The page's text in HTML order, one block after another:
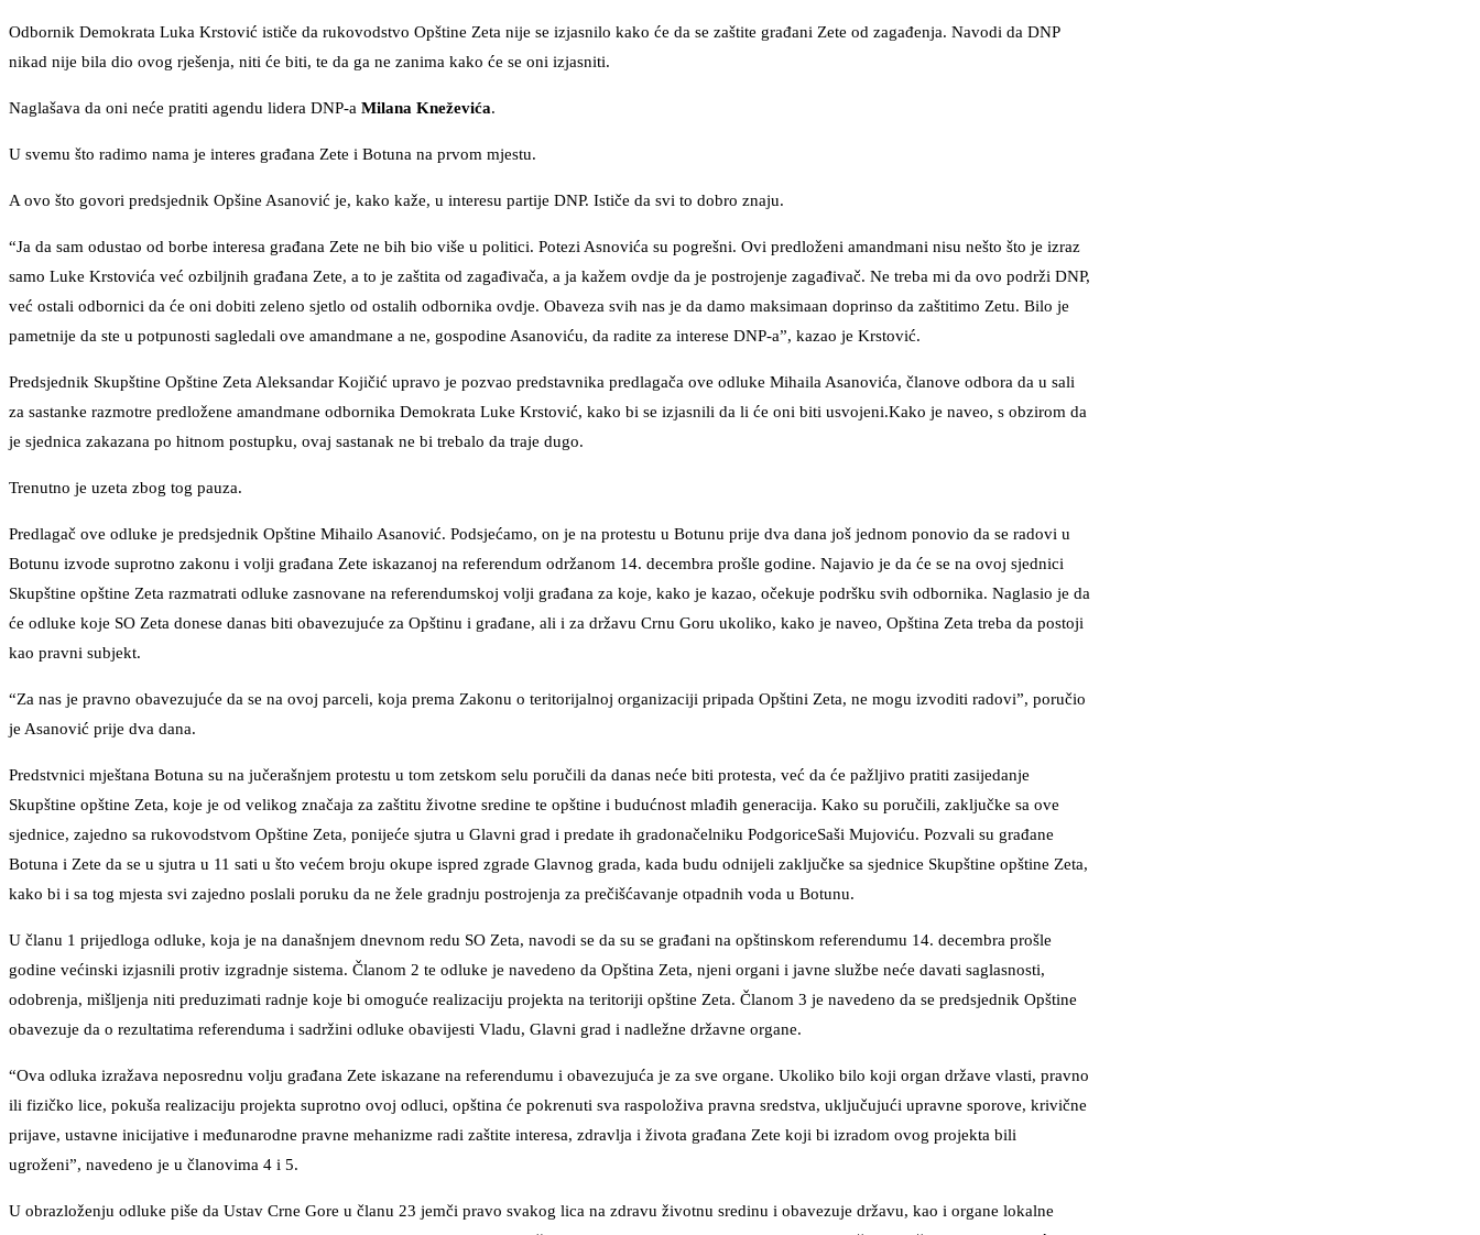
Odbornik Demokrata Luka Krstović ističe da rukovodstvo Opštine Zeta nije se izjasnilo kako će da se zaštite građani Zete od zagađenja. Navodi da DNP
nikad nije bila dio ovog rješenja, niti će biti, te da ga ne zanima kako će se oni izjasniti.
Naglašava da oni neće pratiti agendu lidera DNP-a Milana Kneževića.
U svemu što radimo nama je interes građana Zete i Botuna na prvom mjestu.
A ovo što govori predsjednik Opšine Asanović je, kako kaže, u interesu partije DNP. Ističe da svi to dobro znaju.
“Ja da sam odustao od borbe interesa građana Zete ne bih bio više u politici. Potezi Asnovića su pogrešni. Ovi predloženi amandmani nisu nešto što je izraz
samo Luke Krstovića već ozbiljnih građana Zete, a to je zaštita od zagađivača, a ja kažem ovdje da je postrojenje zagađivač. Ne treba mi da ovo podrži DNP,
već ostali odbornici da će oni dobiti zeleno sjetlo od ostalih odbornika ovdje. Obaveza svih nas je da damo maksimaan doprinso da zaštitimo Zetu. Bilo je
pametnije da ste u potpunosti sagledali ove amandmane a ne, gospodine Asanoviću, da radite za interese DNP-a”, kazao je Krstović.
Predsjednik Skupštine Opštine Zeta Aleksandar Kojičić upravo je pozvao predstavnika predlagača ove odluke Mihaila Asanovića, članove odbora da u sali
za sastanke razmotre predložene amandmane odbornika Demokrata Luke Krstović, kako bi se izjasnili da li će oni biti usvojeni.Kako je naveo, s obzirom da
je sjednica zakazana po hitnom postupku, ovaj sastanak ne bi trebalo da traje dugo.
Trenutno je uzeta zbog tog pauza.
Predlagač ove odluke je predsjednik Opštine Mihailo Asanović. Podsjećamo, on je na protestu u Botunu prije dva dana još jednom ponovio da se radovi u
Botunu izvode suprotno zakonu i volji građana Zete iskazanoj na referendum održanom 14. decembra prošle godine. Najavio je da će se na ovoj sjednici
Skupštine opštine Zeta razmatrati odluke zasnovane na referendumskoj volji građana za koje, kako je kazao, očekuje podršku svih odbornika. Naglasio je da
će odluke koje SO Zeta donese danas biti obavezujuće za Opštinu i građane, ali i za državu Crnu Goru ukoliko, kako je naveo, Opština Zeta treba da postoji
kao pravni subjekt.
“Za nas je pravno obavezujuće da se na ovoj parceli, koja prema Zakonu o teritorijalnoj organizaciji pripada Opštini Zeta, ne mogu izvoditi radovi”, poručio
je Asanović prije dva dana.
Predstvnici mještana Botuna su na jučerašnjem protestu u tom zetskom selu poručili da danas neće biti protesta, već da će pažljivo pratiti zasijedanje
Skupštine opštine Zeta, koje je od velikog značaja za zaštitu životne sredine te opštine i budućnost mlađih generacija. Kako su poručili, zaključke sa ove
sjednice, zajedno sa rukovodstvom Opštine Zeta, ponijeće sjutra u Glavni grad i predate ih gradonačelniku PodgoriceSaši Mujoviću. Pozvali su građane
Botuna i Zete da se u sjutra u 11 sati u što većem broju okupe ispred zgrade Glavnog grada, kada budu odnijeli zaključke sa sjednice Skupštine opštine Zeta,
kako bi i sa tog mjesta svi zajedno poslali poruku da ne žele gradnju postrojenja za prečišćavanje otpadnih voda u Botunu.
U članu 1 prijedloga odluke, koja je na današnjem dnevnom redu SO Zeta, navodi se da su se građani na opštinskom referendumu 14. decembra prošle
godine većinski izjasnili protiv izgradnje sistema. Članom 2 te odluke je navedeno da Opština Zeta, njeni organi i javne službe neće davati saglasnosti,
odobrenja, mišljenja niti preduzimati radnje koje bi omoguće realizaciju projekta na teritoriji opštine Zeta. Članom 3 je navedeno da se predsjednik Opštine
obavezuje da o rezultatima referenduma i sadržini odluke obavijesti Vladu, Glavni grad i nadležne državne organe.
“Ova odluka izražava neposrednu volju građana Zete iskazane na referendumu i obavezujuća je za sve organe. Ukoliko bilo koji organ države vlasti, pravno
ili fizičko lice, pokuša realizaciju projekta suprotno ovoj odluci, opština će pokrenuti sva raspoloživa pravna sredstva, uključujući upravne sporove, krivične
prijave, ustavne inicijative i međunarodne pravne mehanizme radi zaštite interesa, zdravlja i života građana Zete koji bi izradom ovog projekta bili
ugroženi”, navedeno je u članovima 4 i 5.
U obrazloženju odluke piše da Ustav Crne Gore u članu 23 jemči pravo svakog lica na zdravu životnu sredinu i obavezuje državu, kao i organe lokalne